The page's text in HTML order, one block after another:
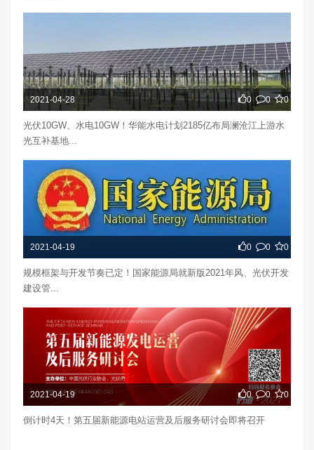
2021-04-28 0 0 0
光伏10GW、水电10GW！华能水电计划2185亿布局澜沧江上游水
光互补基地...
2021-04-19 0 0 0
规模框架与开发节奏已定！国家能源局就新版2021年风、光伏开发
建设管...
2021-04-19 0 0 0
倒计时4天！第五届新能源电站运营及后服务研讨会即将召开